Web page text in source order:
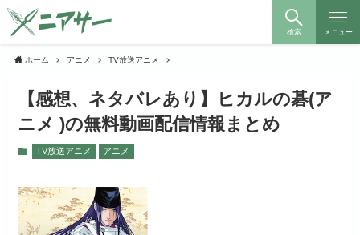
検索 メニュー
ホーム アニメ TV放送アニメ
【感想、ネタバレあり】ヒカルの碁(ア
ニメ )の無料動画配信情報まとめ
TV放送アニメ アニメ